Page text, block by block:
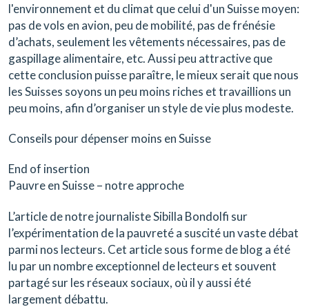
l'environnement et du climat que celui d'un Suisse moyen:
pas de vols en avion, peu de mobilité, pas de frénésie
d’achats, seulement les vêtements nécessaires, pas de
gaspillage alimentaire, etc. Aussi peu attractive que
cette conclusion puisse paraître, le mieux serait que nous
les Suisses soyons un peu moins riches et travaillions un
peu moins, afin d’organiser un style de vie plus modeste.
Conseils pour dépenser moins en Suisse
End of insertion
Pauvre en Suisse – notre approche
L’article de notre journaliste Sibilla Bondolfi sur
l’expérimentation de la pauvreté a suscité un vaste débat
parmi nos lecteurs. Cet article sous forme de blog a été
lu par un nombre exceptionnel de lecteurs et souvent
partagé sur les réseaux sociaux, où il y aussi été
largement débattu.